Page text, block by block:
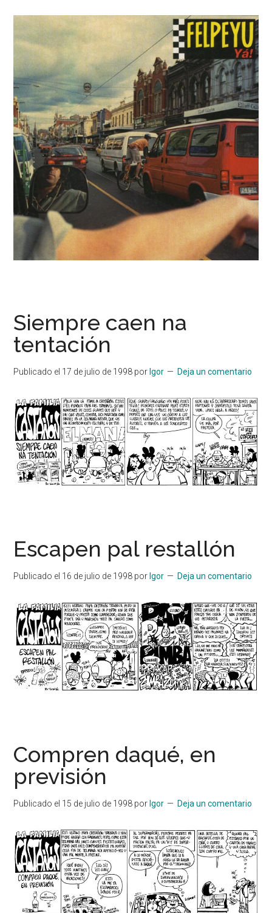
Siempre caen na
tentación
Publicado el 17 de julio de 1998 por Igor Deja un comentario
Escapen pal restallón
Publicado el 16 de julio de 1998 por Igor Deja un comentario
Compren daqué, en
previsión
Publicado el 15 de julio de 1998 porIgor Deja un comentario